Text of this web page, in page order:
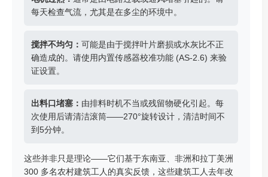
每天检查气流，尤其是在多尘的环境中。
搅拌不均匀： 可能是由于搅拌叶片磨损或水灰比不正
确造成的。请使用内置传感器校准功能 (AS-2.6) 来验
证设置。
出料口堵塞： 由排料时机不当或残留物硬化引起。每
次使用后请清洁滚筒——270°旋转设计，清洁时间不
到5分钟。
这些并非只是理论——它们基于东南亚、非洲和拉丁美洲
300 多名农村建筑工人的真实反馈，这些建筑工人去年改